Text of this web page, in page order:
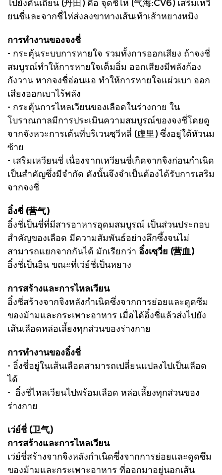
ไปยังตันเถียน (丹田) คือ จุดชี่ไห่ (气海:CV6) เสริมเหวี
ยนชี่และจากชี่ไห่ส่งลงขาทางเส้นเท้าเส้าหยางหมิง
การทำงานของจงชี่
- กระตุ้นระบบการหายใจ รวมทั้งการออกเสียง ถ้าจงชี่
สมบูรณ์ทำให้การหายใจเต็มอิ่ม ออกเสียงมีพลังก้อง
กังวาน หากจงชี่อ่อนแอ ทำให้การหายใจแผ่วเบา ออก
เสียงออกเบาไร้พลัง
- กระตุ้นการไหลเวียนของเลือดในร่างกาย ใน
โบราณกาลมีการประเมินความสมบูรณ์ของจงชี่โดยดู
จากจังหวะการเต้นที่บริเวนซฺวีหลี่ (虚里) ซึ่งอยู่ใต้หัวนม
ซ้าย
- เสริมเหวียนชี่ เนื่องจากเหวียนชี่เกิดจากจิงก่อนกำเนิด
เป็นสำคัญซึ่งมีจำกัด ดังนั้นจึงจำเป็นต้องได้รับการเสริม
จากจงชี่
อิ๋งชี่ (营气)
อิ๋งชี่เป็นชี่ที่มีสารอาหารอุดมสมบูรณ์ เป็นส่วนประกอบ
สำคัญของเลือด มีความสัมพันธ์อย่างลึกซึ้งจนไม่
สามารถแยกจากกันได้ มักเรียกว่า อิ๋งเซฺวี่ย (营血)
อิ๋งชี่เป็นอิน ขณะที่เว่ย์ชี่เป็นหยาง
การสร้างและการไหลเวียน
อิ๋งชี่สร้างจากจิงหลังกำเนิดซึ่งจากการย่อยและดูดซึม
ของม้ามและกระเพาะอาหาร เมื่อได้อิ๋งชี่แล้วส่งไปยัง
เส้นเลือดหล่อเลี้ยงทุกส่วนของร่างกาย
การทำงานของอิ๋งชี่
- อิ๋งชี่อยู่ในเส้นเลือดสามารถเปลี่ยนแปลงไปเป็นเลือด
ได้
- อิ๋งชี่ไหลเวียนไปพร้อมเลือด หล่อเลี้ยงทุกส่วนของ
ร่างกาย
เว่ย์ชี่ (卫气)
การสร้างและการไหลเวียน
เว่ย์ชี่สร้างจากจิงหลังกำเนิดซึ่งจากการย่อยและดูดซึม
ของม้ามและกระเพาะอาหาร ที่ออกมาอยู่นอกเส้น